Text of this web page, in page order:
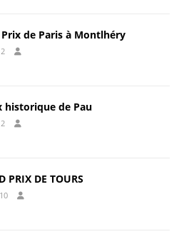
de Paris à Montlhéry
historique de Pau
PRIX DE TOURS